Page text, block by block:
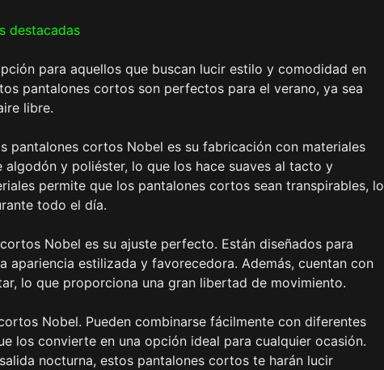
destacadas
para aquellos que buscan lucir estilo y comodidad en
pantalones cortos son perfectos para el verano, ya sea
libre.
pantalones cortos Nobel es su fabricación con materiales
y poliéster, lo que los hace suaves al tacto y
permite que los pantalones cortos sean transpirables, lo
todo el día.
Nobel es su ajuste perfecto. Están diseñados para
estilizada y favorecedora. Además, cuentan con
lo que proporciona una gran libertad de movimiento.
Nobel. Pueden combinarse fácilmente con diferentes
los convierte en una opción ideal para cualquier ocasión.
nocturna, estos pantalones cortos te harán lucir